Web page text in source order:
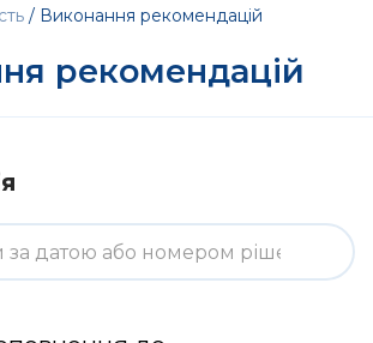
Виконання рекомендацій
рекомендацій